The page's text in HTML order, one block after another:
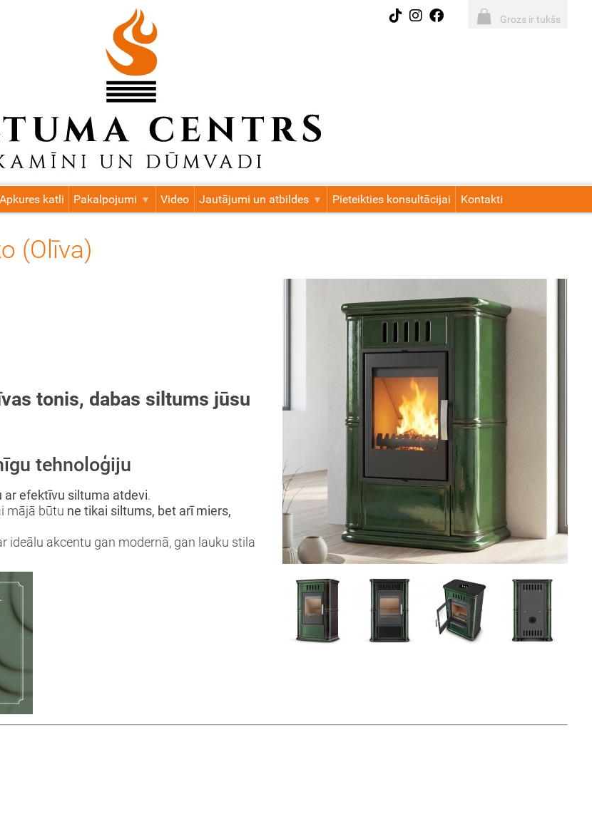
Grozs ir tukšs
Apkures katli Pakalpojumi Video Jautājumi un atbildes Pieteikties konsultācijai Kontakti
(Olīva)
tonis, dabas siltums jūsu
tehnoloģiju
ar efektīvu siltuma atdevi.
mājā būtu ne tikai siltums, bet arī miers,
ideālu akcentu gan modernā, gan lauku stila